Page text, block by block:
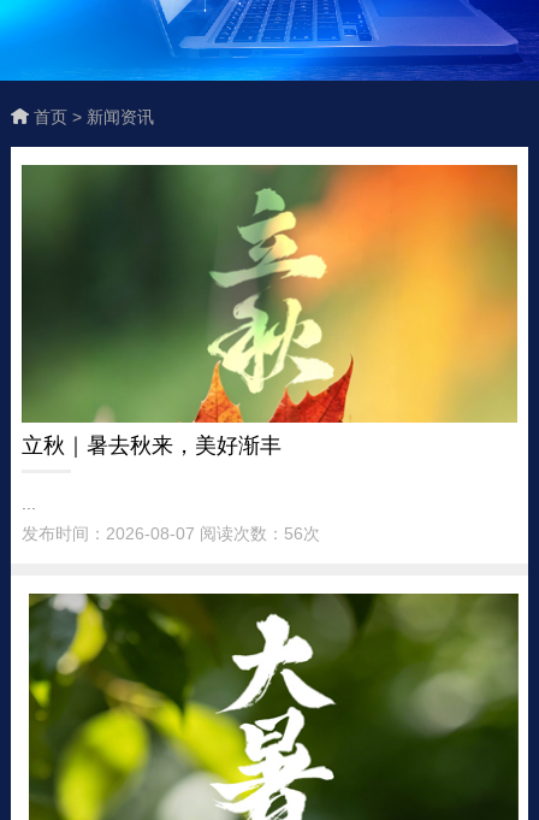
首页 > 新闻资讯
立秋｜暑去秋来，美好渐丰
发布时间：2026-08-07 阅读次数：56次